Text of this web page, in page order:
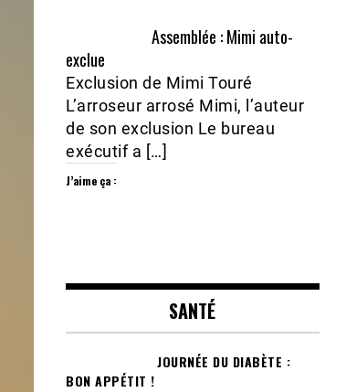
Assemblée : Mimi auto-
exclue
Exclusion de Mimi Touré
L’arroseur arrosé Mimi, l’auteur
de son exclusion Le bureau
exécutif a […]
J’aime ça :
SANTÉ
JOURNÉE DU DIABÈTE :
BON APPÉTIT !